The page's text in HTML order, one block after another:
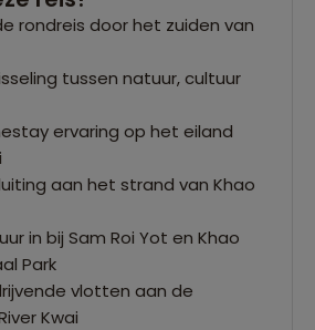
rondreis door het zuiden van
tussen natuur, cultuur
ervaring op het eiland
aan het strand van Khao
in bij Sam Roi Yot en Khao
Park
vlotten aan de
Kwai